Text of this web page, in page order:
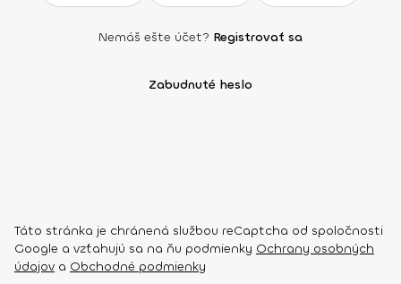
Nemáš ešte účet? Registrovať sa
Zabudnuté heslo
Táto stránka je chránená službou reCaptcha od spoločnosti
Google a vzťahujú sa na ňu podmienky Ochrany osobných
údajov a Obchodné podmienky